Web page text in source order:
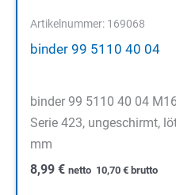
Artikelnummer: 169068
binder 99 5110 40 04
binder 99 5110 40 04
Serie 423, ungeschirmt,
mm
8,99 € netto 10,70 € brutto